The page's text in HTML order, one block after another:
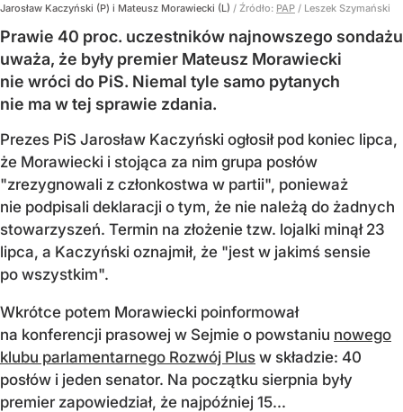
Jarosław Kaczyński (P) i Mateusz Morawiecki (L) / Źródło: PAP / Leszek Szymański
Prawie 40 proc. uczestników najnowszego sondażu
uważa, że były premier Mateusz Morawiecki
nie wróci do PiS. Niemal tyle samo pytanych
nie ma w tej sprawie zdania.
Prezes PiS Jarosław Kaczyński ogłosił pod koniec lipca,
że Morawiecki i stojąca za nim grupa posłów
"zrezygnowali z członkostwa w partii", ponieważ
nie podpisali deklaracji o tym, że nie należą do żadnych
stowarzyszeń. Termin na złożenie tzw. lojalki minął 23
lipca, a Kaczyński oznajmił, że "jest w jakimś sensie
po wszystkim".
Wkrótce potem Morawiecki poinformował
na konferencji prasowej w Sejmie o powstaniu nowego
klubu parlamentarnego Rozwój Plus w składzie: 40
posłów i jeden senator. Na początku sierpnia były
premier zapowiedział, że najpóźniej 15...